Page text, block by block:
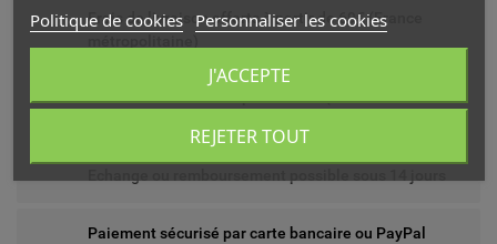
Frais de livraison offerts à partir de 69€ (France
Livré chez vous ou en point relais (France
Paiement sécurisé par carte bancaire ou PayPal
Politique de cookies Personnaliser les cookies
REJETER TOUT
J'ACCEPTE